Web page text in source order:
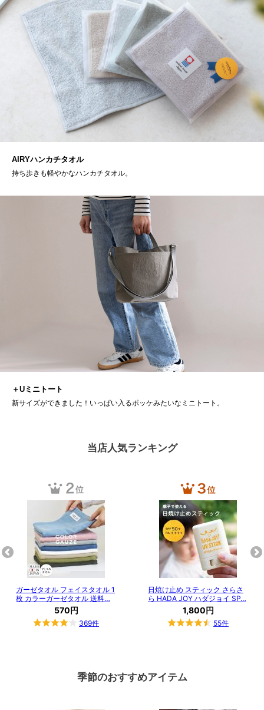
AIRYハンカチタオル
持ち歩きも軽やかなハンカチタオル。
＋Uミニトート
新サイズができました！いっぱい入るポッケみたいなミニトート。
当店人気ランキング
季節のおすすめアイテム